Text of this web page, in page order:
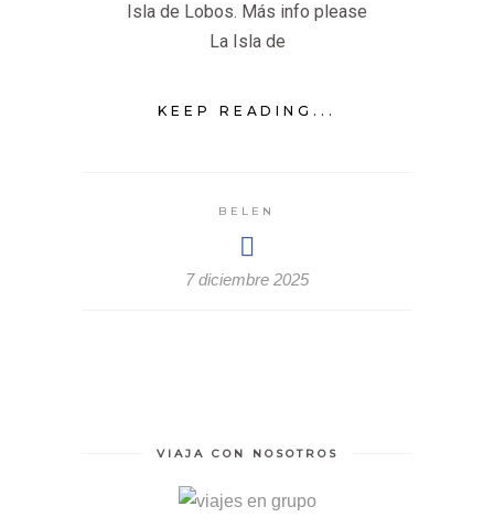
Isla de Lobos. Más info please
La Isla de
KEEP READING...
BELEN
7 diciembre 2025
VIAJA CON NOSOTROS